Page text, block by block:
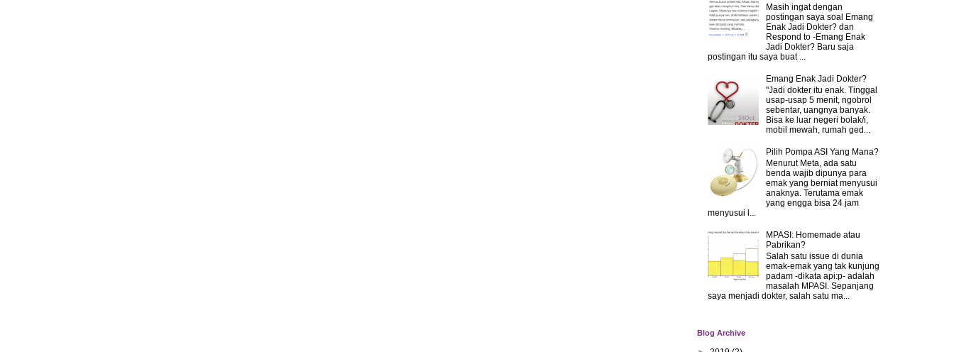
Masih ingat dengan
postingan saya soal Emang
Enak Jadi Dokter? dan
Respond to -Emang Enak
Jadi Dokter? Baru saja
postingan itu saya buat ...
Emang Enak Jadi Dokter?
"Jadi dokter itu enak. Tinggal
usap-usap 5 menit, ngobrol
sebentar, uangnya banyak.
Bisa ke luar negeri bolak/i,
mobil mewah, rumah ged...
Pilih Pompa ASI Yang Mana?
Menurut Meta, ada satu
benda wajib dipunya para
emak yang berniat menyusui
anaknya. Terutama emak
yang engga bisa 24 jam
menyusui l...
MPASI: Homemade atau
Pabrikan?
Salah satu issue di dunia
emak-emak yang tak kunjung
padam -dikata api:p- adalah
masalah MPASI. Sepanjang
saya menjadi dokter, salah satu ma...
Blog Archive